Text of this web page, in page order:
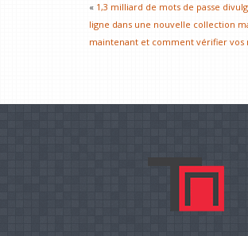
« 1,3 milliard de mots de passe
ligne dans une nouvelle collection
maintenant et comment vérifier vos